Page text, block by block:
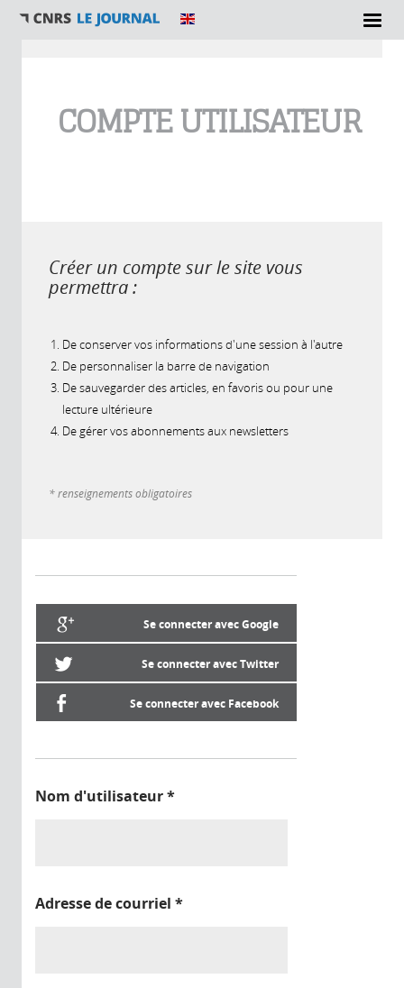
COMPTE UTILISATEUR
Créer un compte sur le site vous
permettra :
De conserver vos informations d'une session à l'autre
De personnaliser la barre de navigation
De sauvegarder des articles, en favoris ou pour une
lecture ultérieure
De gérer vos abonnements aux newsletters
* renseignements obligatoires
Se connecter avec Google
Se connecter avec Twitter
Se connecter avec Facebook
Nom d'utilisateur*
Adresse de courriel *